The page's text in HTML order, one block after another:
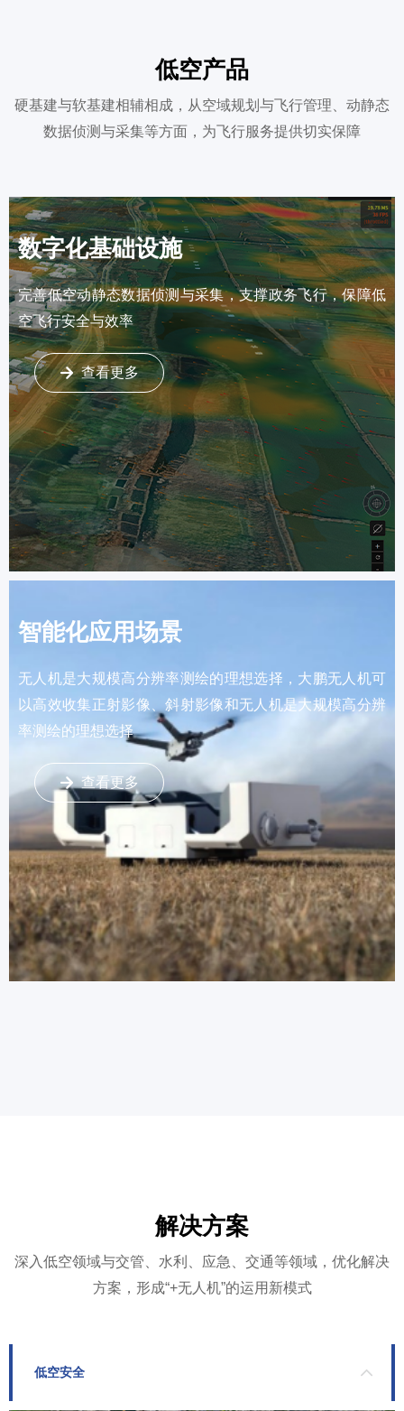
解决方案
深入低空领域与交管、水利、应急、交通等领域，优化解决
方案，形成“+无人机”的运用新模式
低空安全
低空产品
硬基建与软基建相辅相成，从空域规划与飞行管理、动静态
数据侦测与采集等方面，为飞行服务提供切实保障
数字化基础设施
完善低空动静态数据侦测与采集，支撑政务飞行，保障低
空飞行安全与效率
녒 查看更多
智能化应用场景
无人机是大规模高分辨率测绘的理想选择，大鹏无人机可
以高效收集正射影像、斜射影像和无人机是大规模高分辨
率测绘的理想选择
녒 查看更多